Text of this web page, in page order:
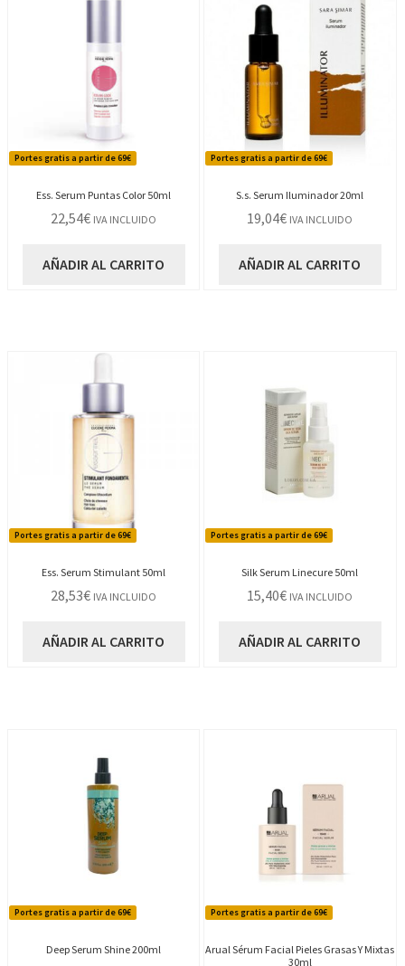
Portes gratis a partir de 69€
Ess. Serum Puntas Color 50ml
22,54€ IVA INCLUIDO
AÑADIR AL CARRITO
Portes gratis a partir de 69€
S.s. Serum Iluminador 20ml
19,04€ IVA INCLUIDO
AÑADIR AL CARRITO
Portes gratis a partir de 69€
Ess. Serum Stimulant 50ml
28,53€ IVA INCLUIDO
AÑADIR AL CARRITO
Portes gratis a partir de 69€
Silk Serum Linecure 50ml
15,40€ IVA INCLUIDO
AÑADIR AL CARRITO
Portes gratis a partir de 69€
Deep Serum Shine 200ml
Portes gratis a partir de 69€
Arual Sérum Facial Pieles Grasas Y Mixtas
30ml